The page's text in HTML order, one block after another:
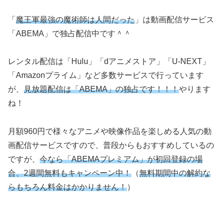
「 魔王軍最強の魔術師は人間だった 」は動画配信サービス
「ABEMA」で独占配信中です＾＾
レンタル配信は「Hulu」「dアニメストア」「U-NEXT」
「Amazonプライム」など多数サービスで行っています
が、 見放題配信は「ABEMA」の独占です！！！やります
ね！
月額960円で様々なアニメや映像作品を楽しめる人気の動
画配信サービスですので、普段からもおすすめしているの
ですが、 今なら「ABEMAプレミアム」が初回登録の場
合、2週間無料もキャンペーン中！ （無料期間中の解約な
らもちろん料金はかかりません！）